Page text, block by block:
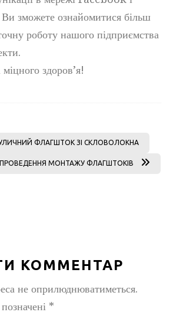
зможете ознайомитися більш
роботу нашого підприємства
здоров’я!
ФЛАГШТОК ЗІ СКЛОВОЛОКНА
ПРОВЕДЕННЯ МОНТАЖУ ФЛАГШТОКІВ
КОММЕНТАР
не оприлюднюватиметься.
*